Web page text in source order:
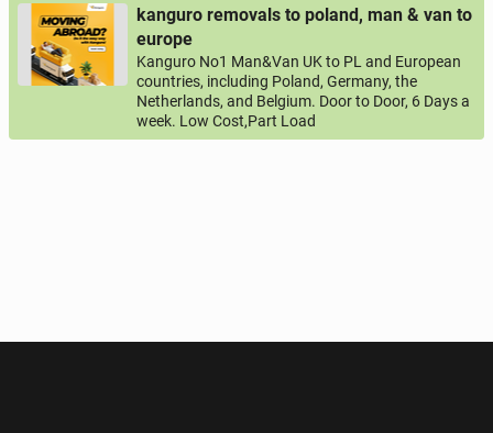
kanguro removals to poland, man & van to
europe
Kanguro No1 Man&Van UK to PL and European
countries, including Poland, Germany, the
Netherlands, and Belgium. Door to Door, 6 Days a
week. Low Cost,Part Load